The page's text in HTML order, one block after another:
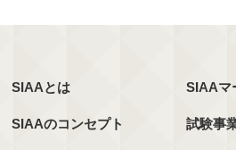
SIAAとは
SIAAのコンセプト
SIAAマ
試験事